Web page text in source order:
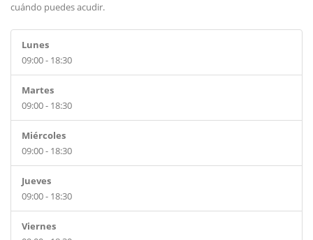
cuándo puedes acudir.
Lunes
09:00 - 18:30
Martes
09:00 - 18:30
Miércoles
09:00 - 18:30
Jueves
09:00 - 18:30
Viernes